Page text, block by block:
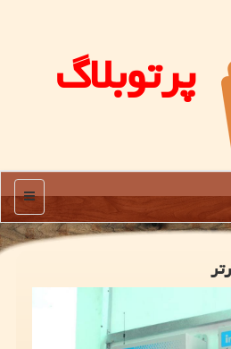
پرتوبلاگ
منو